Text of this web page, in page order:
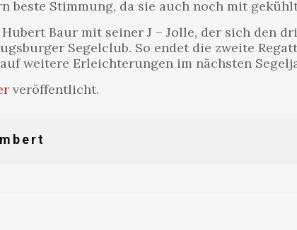
beste Stimmung, da sie auch noch mit
Hubert Baur mit seiner J – Jolle, der sich den
Segelclub. So endet die zweite
weitere Erleichterungen im nächsten
veröffentlicht.